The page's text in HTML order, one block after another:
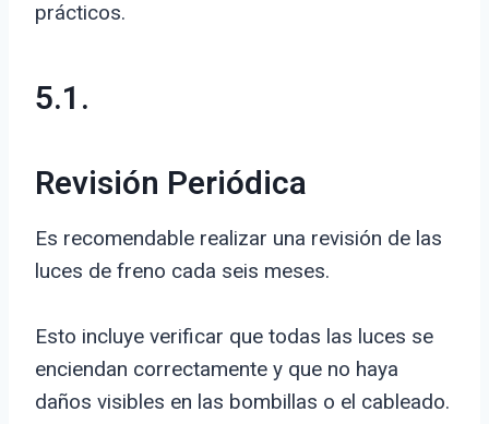
prácticos.
5.1.
Revisión Periódica
Es recomendable realizar una revisión de las
luces de freno cada seis meses.
Esto incluye verificar que todas las luces se
enciendan correctamente y que no haya
daños visibles en las bombillas o el cableado.